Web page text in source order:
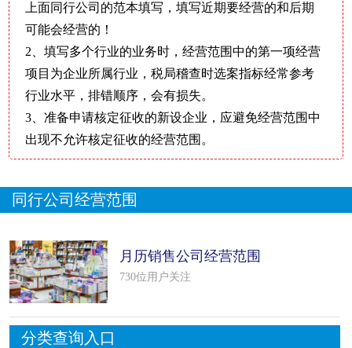
上面同行公司的范本填写，填写近期要经营的和后期
可能会经营的！
2、填写多个行业的业务时，经营范围中的第一项经营
项目为企业所属行业，税局稽查时选案指标经常参考
行业水平，排错顺序，会有损失。
3、准备申请核定征收的新设企业，应避免经营范围中
出现不允许核定征收的经营范围。
同行公司经营范围
月历销售公司经营范围
730位用户关注
分类查询入口